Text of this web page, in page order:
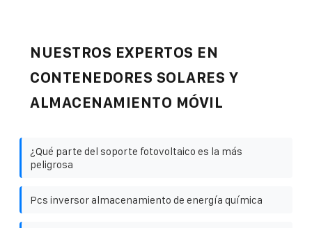
NUESTROS EXPERTOS EN
CONTENEDORES SOLARES Y
ALMACENAMIENTO MÓVIL
¿Qué parte del soporte fotovoltaico es la más
peligrosa
Pcs inversor almacenamiento de energía química